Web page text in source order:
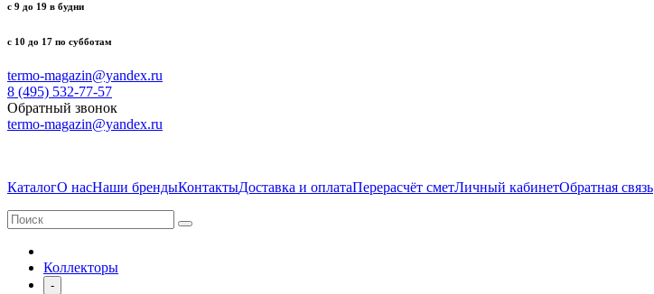
с 9 до 19 в будни
с 10 до 17 по субботам
termo-magazin@yandex.ru
8 (495) 532-77-57
Обратный звонок
termo-magazin@yandex.ru
КаталогО насНаши брендыКонтактыДоставка и оплатаПерерасчёт сметЛичный кабинетОбратная связь
Коллекторы
-